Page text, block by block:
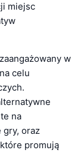
miejsc
w
celu
na
gry, oraz
promują